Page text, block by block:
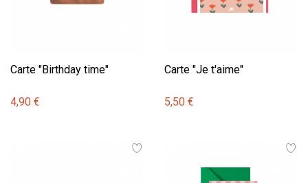
Carte "Birthday time"
4,90 €
Carte "Je t'aime"
5,50 €